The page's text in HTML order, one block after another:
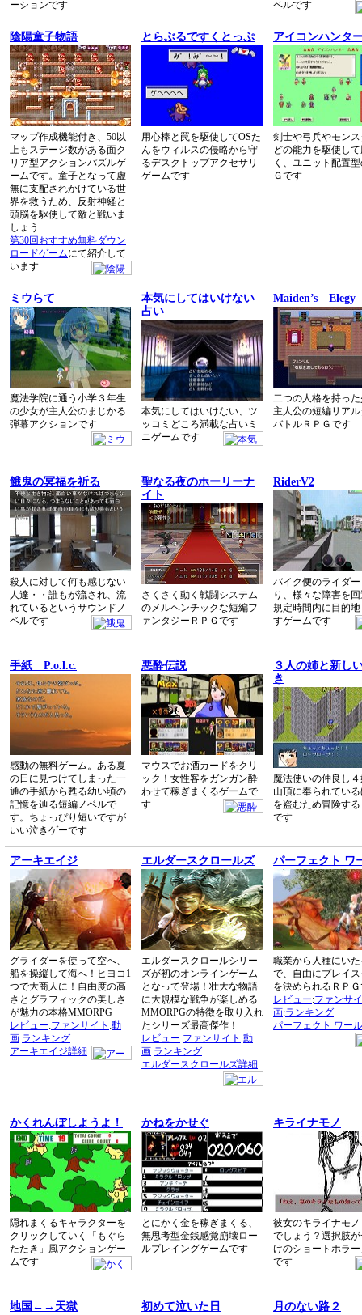
ーションです ベルです
陰陽童子物語
マップ作成機能付き、50以
上もステージ数がある面ク
リア型アクションパズルゲ
ームです。童子となって虚
無に支配されかけている世
界を救うため、反射神経と
頭脳を駆使して敵と戦いま
しょう
第30回おすすめ無料ダウン
ロードゲームにて紹介して
います
とらぶるですくとっぷ
用心棒と罠を駆使してOSた
んをウィルスの侵略から守
るデスクトップアクセサリ
ゲームです
アイコンハンタ
剣士や弓兵やモン
どの能力を駆使し
く、ユニット配置
Ｇです
ミウらて
魔法学院に通う小学３年生
の少女が主人公のまじかる
弾幕アクションです
本気にしてはいけない
占い
本気にしてはいけない、ツ
ッコミどころ満載な占いミ
ニゲームです
Maiden’s Elegy
二つの人格を持っ
主人公の短編リア
バトルＲＰＧです
餓鬼の冥福を祈る
殺人に対して何も感じない
人達・・誰もが流され、流
れているというサウンドノ
ベルです
聖なる夜のホーリーナ
イト
さくさく動く戦闘システム
のメルヘンチックな短編フ
ァンタジーＲＰＧです
RiderV2
バイク便のライダ
り、様々な障害を
規定時間内に目的
すゲームです
手紙 P.o.l.c.
感動の無料ゲーム。ある夏
の日に見つけてしまった一
通の手紙から甦る幼い頃の
記憶を辿る短編ノベルで
す。ちょっぴり短いですが
いい泣きゲーです
悪酔伝説
マウスでお酒カードをクリ
ック！女性客をガンガン酔
わせて稼ぎまくるゲームで
す
３人の姉と新し
き
魔法使いの仲良し
山頂に奉られてい
を盗むため冒険す
です
アーキエイジ
グライダーを使って空へ、
船を操縦して海へ！ヒヨコ1
つで大商人に！自由度の高
さとグラフィックの美しさ
が魅力の本格MMORPG
レビュー:ファンサイト :動
画:ランキング
アーキエイジ詳細
エルダースクロールズ
エルダースクロールシリー
ズが初のオンラインゲーム
となって登場！壮大な物語
に大規模な戦争が楽しめる
MMORPGの特徴を取り入れ
たシリーズ最高傑作！
レビュー:ファンサイト :動
画:ランキング
エルダースクロールズ詳細
パーフェクト ワ
職業から人種にい
で、自由にプレイ
を決められるＲＰ
レビュー:ファンサ
画:ランキング
パーフェクト ワー
かくれんぼしようよ！
隠れまくるキャラクターを
クリックしていく「もぐら
たたき」風アクションゲー
ムです
かねをかせぐ
とにかく金を稼ぎまくる、
無思考型金銭感覚崩壊ロー
ルプレイングゲームです
キライナモノ
彼女のキライナモ
でしょう？選択肢
けのショートホラ
です
地国←→天獄 初めて泣いた日 月のない路２